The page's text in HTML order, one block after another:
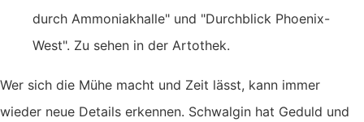
Wer sich die Mühe macht und Zeit lässt, kann immer
wieder neue Details erkennen. Schwalgin hat Geduld und